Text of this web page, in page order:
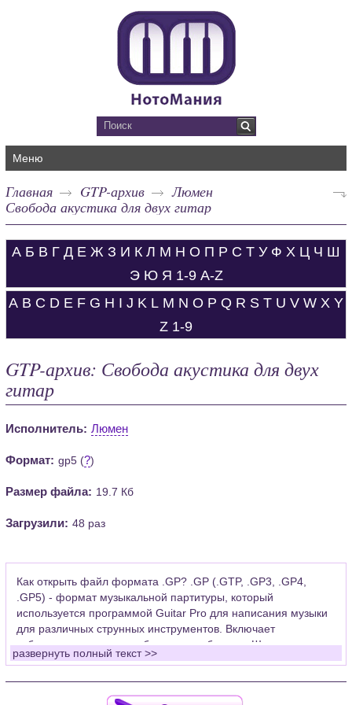
Меню
Главная GTP-архив
Люмен
Свобода акустика для двух гитар
А Б В Г Д Е Ж З И К Л М Н О П Р С Т У Ф Х Ц Ч Ш
Э Ю Я 1-9 A-Z
A B C D E F G H I J K L M N O P Q R S T U V W X Y
Z 1-9
GTP-архив: Свобода акустика для двух
гитар
Исполнитель: Люмен
Формат: gp5 (?)
Размер файла: 19.7 Кб
Загрузили: 48 раз
Как открыть файл формата .GP? .GP (.GTP, .GP3, .GP4,
.GP5) - формат музыкальной партитуры, который
используется программой Guitar Pro для написания музыки
для различных струнных инструментов. Включает
табулатуры для гитары, бас-гитары, банджо. Широко
применяется для создания партитур, которые затем
развернуть полный текст >>